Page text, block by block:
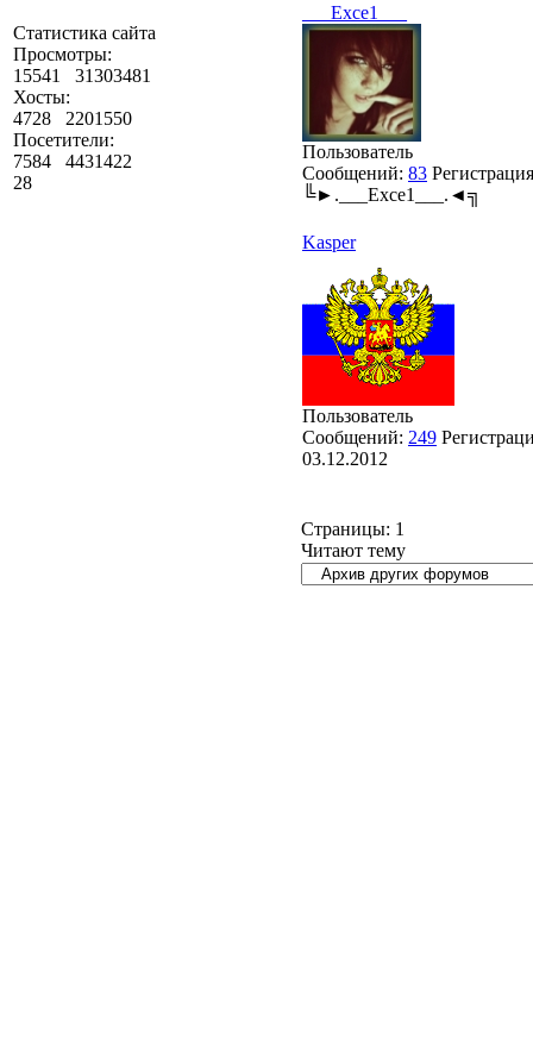
Статистика сайта
Просмотры:
15541
31303481
Хосты:
4728
2201550
Посетители:
7584
4431422
28
___Exce1___
Пользователь
Сообщений: 83
╚►.___Exce1___.◄╗
Kasper
Пользователь
Сообщений: 249
03.12.2012
Страницы: 1
Читают тему